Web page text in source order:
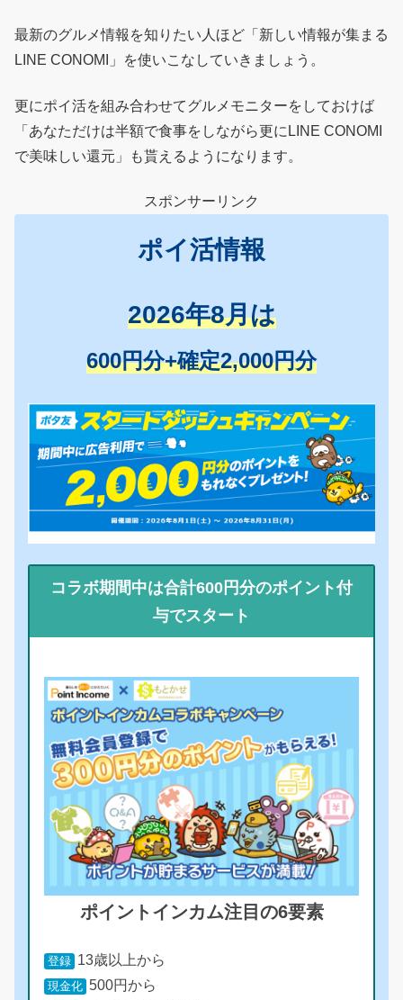
最新のグルメ情報を知りたい人ほど「新しい情報が集まる
LINE CONOMI」を使いこなしていきましょう。
更にポイ活を組み合わせてグルメモニターをしておけば
「あなただけは半額で食事をしながら更にLINE CONOMI
で美味しい還元」も貰えるようになります。
スポンサーリンク
ポイ活情報
2026年8月は
600円分+確定2,000円分
コラボ期間中は合計600円分のポイント付
与でスタート
ポイントインカム注目の6要素
登録 13歳以上から
現金化 500円から